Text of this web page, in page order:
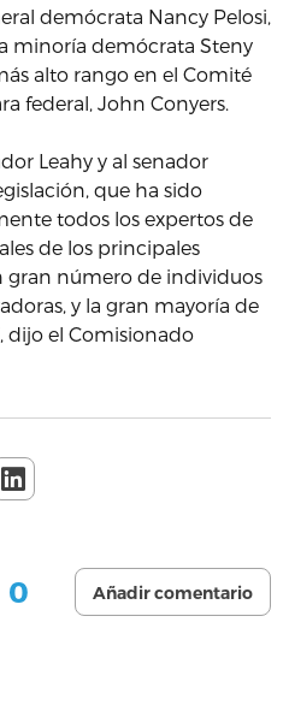
demócrata Nancy Pelosi,
minoría demócrata Steny
alto rango en el Comité
federal, John Conyers.
Leahy y al senador
que ha sido
todos los expertos de
de los principales
gran número de individuos
y la gran mayoría de
dijo el Comisionado
0 Añadir comentario